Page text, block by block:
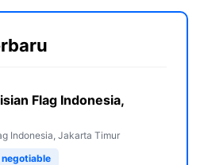
Flag Indonesia,
Indonesia, Jakarta Timur
negotiable